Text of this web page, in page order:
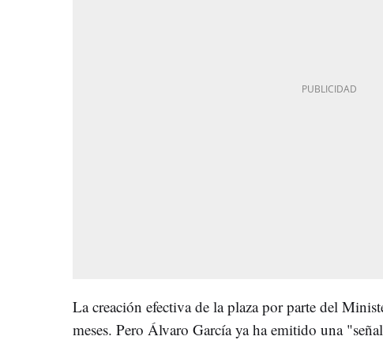
La creación efectiva de la plaza por parte del
meses. Pero Álvaro García ya ha emitido una